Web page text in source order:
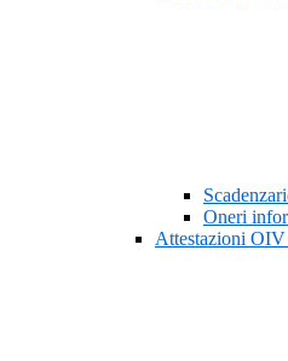
Oneri
Attestazioni OIV